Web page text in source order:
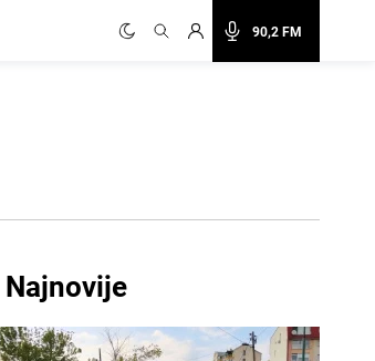
90,2 FM
Najnovije